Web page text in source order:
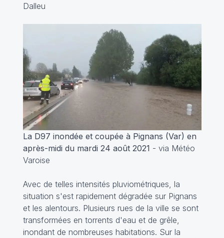
Dalleu
La D97 inondée et coupée à Pignans (Var) en
après-midi du mardi 24 août 2021 - via Météo
Varoise
Avec de telles intensités pluviométriques, la
situation s'est rapidement dégradée sur Pignans
et les alentours. Plusieurs rues de la ville se sont
transformées en torrents d'eau et de grêle,
inondant de nombreuses habitations. Sur la